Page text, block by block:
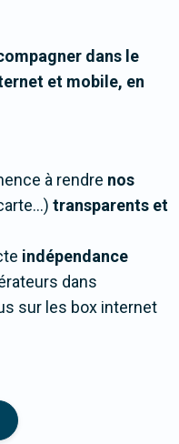
dans le
et mobile, en
à rendre nos
transparents et
indépendance
dans
sur les box internet